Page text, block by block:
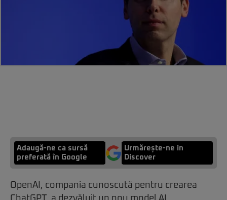
Adaugă-ne ca sursă
preferată în Google
Urmărește-ne in
Discover
OpenAI, compania cunoscută pentru crearea